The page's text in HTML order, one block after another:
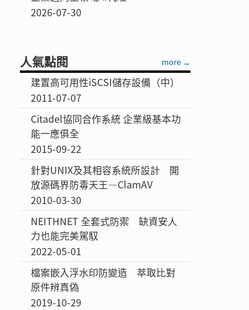
2026-07-30
人氣點閱 more →
建置高可用性iSCSI儲存設備（中）
2011-07-07
Citadel協同合作系統 企業級基本功
能一應俱全
2015-09-22
針對UNIX及其相容系統所設計 開
放源碼界防毒天王—ClamAV
2010-03-30
NEITHNET 全套式防禦 缺資安人
力也能完美駕馭
2022-05-01
檔案嵌入浮水印防變造 萃取比對
原件辨真偽
2019-10-29